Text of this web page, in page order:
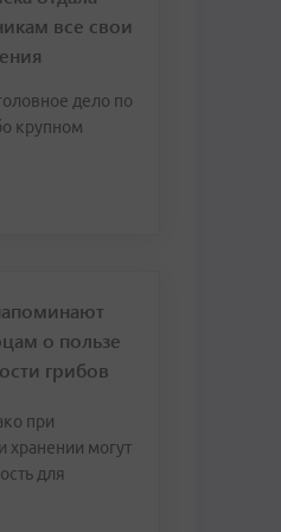
все свои
дело по
крупном
о пользе
грибов
при
хранении могут
для